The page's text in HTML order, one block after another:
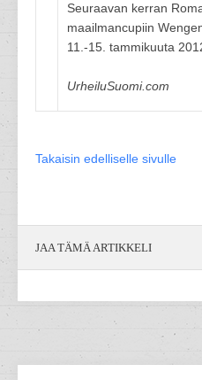
Seuraavan kerran
maailmancupiin
11.-15. tammikuuta
UrheiluSuomi.com
Takaisin edelliselle sivulle
JAA TÄMÄ ARTIKKELI